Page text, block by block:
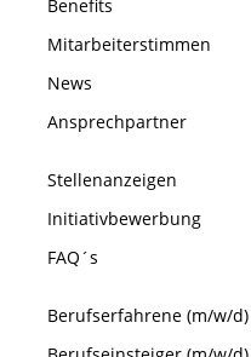
Benefits
Mitarbeiterstimmen
News
Ansprechpartner
Stellenanzeigen
Initiativbewerbung
FAQ´s
Berufserfahrene (m/w/d)